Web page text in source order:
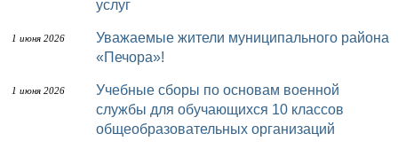
услуг
1 июня 2026
Уважаемые жители муниципального района
«Печора»!
1 июня 2026
Учебные сборы по основам военной
службы для обучающихся 10 классов
общеобразовательных организаций